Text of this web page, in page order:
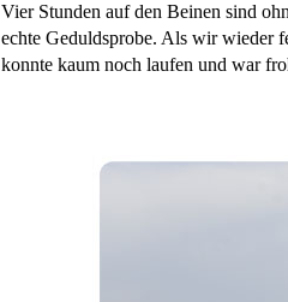
Vier Stunden auf den Beinen sind
echte Geduldsprobe. Als wir wieder
konnte kaum noch laufen und war